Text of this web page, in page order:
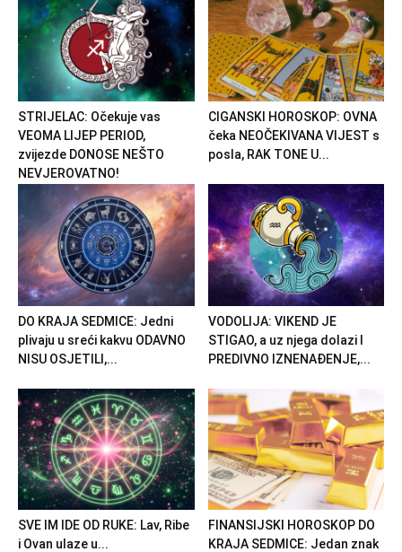
STRIJELAC: Očekuje vas
VEOMA LIJEP PERIOD,
zvijezde DONOSE NEŠTO
NEVJEROVATNO!
CIGANSKI HOROSKOP: OVNA
čeka NEOČEKIVANA VIJEST s
posla, RAK TONE U...
DO KRAJA SEDMICE: Jedni
plivaju u sreći kakvu ODAVNO
NISU OSJETILI,...
VODOLIJA: VIKEND JE
STIGAO, a uz njega dolazi I
PREDIVNO IZNENAĐENJE,...
SVE IM IDE OD RUKE: Lav, Ribe
i Ovan ulaze u...
FINANSIJSKI HOROSKOP DO
KRAJA SEDMICE: Jedan znak